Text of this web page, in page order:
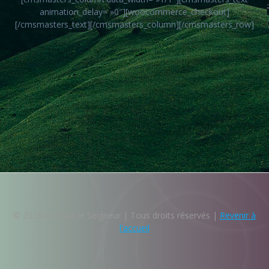
animation_delay= »0″][woocommerce_checkout]
[/cmsmasters_text][/cmsmasters_column][/cmsmasters_row]
© 2026 Connais le Seigneur | Tous droits réservés | Revenir à
l'accueil